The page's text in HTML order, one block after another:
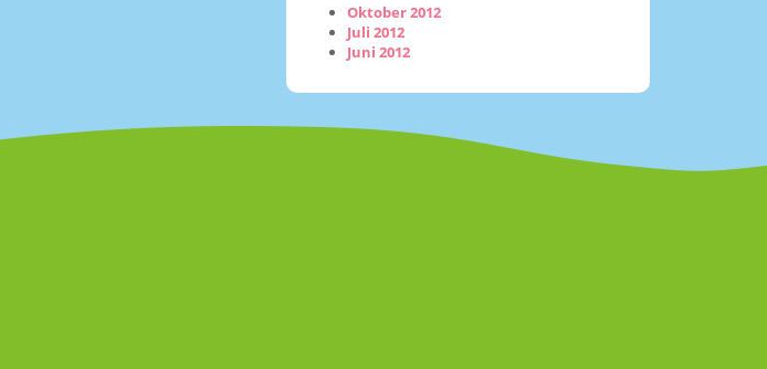
Oktober 2012
Juli 2012
Juni 2012